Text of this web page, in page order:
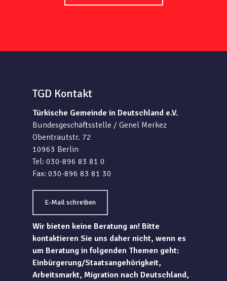
TGD Kontakt
Türkische Gemeinde in Deutschland e.V.
Bundesgeschäftsstelle / Genel Merkez
Obentrautstr. 72
10963 Berlin
Tel: 030-896 83 81 0
Fax: 030-896 83 81 30
E-Mail schreiben
Wir bieten keine Beratung an! Bitte
kontaktieren Sie uns daher nicht, wenn es
um Beratung in folgenden Themen geht:
Einbürgerung/Staatsangehörigkeit,
Arbeitsmarkt, Migration nach Deutschland,